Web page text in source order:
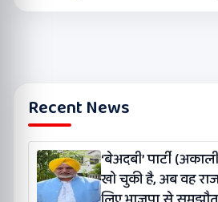
Recent News
‘बेअदबी’ पार्टी
खो चुकी है, अब वह